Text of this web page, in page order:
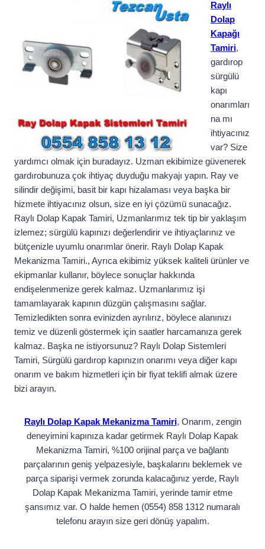
Raylı
Dolap
Kapağı
Tamiri,
gardırop
sürgülü
kapı
onarımları
na mı
ihtiyacınız
var? Size
yardımcı olmak için buradayız. Uzman ekibimize güvenerek
gardırobunuza çok ihtiyaç duyduğu makyajı yapın. Ray ve
silindir değişimi, basit bir kapı hizalaması veya başka bir
hizmete ihtiyacınız olsun, size en iyi çözümü sunacağız.
Raylı Dolap Kapak Tamiri, Uzmanlarımız tek tip bir yaklaşım
izlemez; sürgülü kapınızı değerlendirir ve ihtiyaçlarınız ve
bütçenizle uyumlu onarımlar önerir. Raylı Dolap Kapak
Mekanizma Tamiri., Ayrıca ekibimiz yüksek kaliteli ürünler ve
ekipmanlar kullanır, böylece sonuçlar hakkında
endişelenmenize gerek kalmaz. Uzmanlarımız işi
tamamlayarak kapının düzgün çalışmasını sağlar.
Temizledikten sonra evinizden ayrılırız, böylece alanınızı
temiz ve düzenli göstermek için saatler harcamanıza gerek
kalmaz. Başka ne istiyorsunuz? Raylı Dolap Sistemleri
Tamiri, Sürgülü gardırop kapınızın onarımı veya diğer kapı
onarım ve bakım hizmetleri için bir fiyat teklifi almak üzere
bizi arayın.
Raylı Dolap Kapak Mekanizma Tamiri, Onarım, zengin
deneyimini kapınıza kadar getirmek Raylı Dolap Kapak
Mekanizma Tamiri, %100 orijinal parça ve bağlantı
parçalarının geniş yelpazesiyle, başkalarını beklemek ve
parça siparişi vermek zorunda kalacağınız yerde, Raylı
Dolap Kapak Mekanizma Tamiri, yerinde tamir etme
şansımız var. O halde hemen (0554) 858 1312 numaralı
telefonu arayın size geri dönüş yapalım.